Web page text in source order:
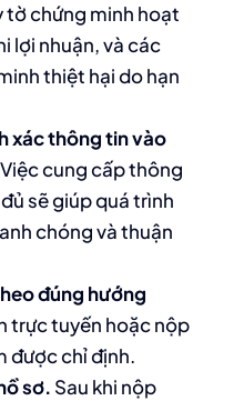
tờ chứng minh hoạt
lợi nhuận, và các
thiệt hại do hạn
xác thông tin vào
Việc cung cấp thông
sẽ giúp quá trình
chóng và thuận
đúng hướng
trực tuyến hoặc nộp
được chỉ định.
sơ. Sau khi nộp